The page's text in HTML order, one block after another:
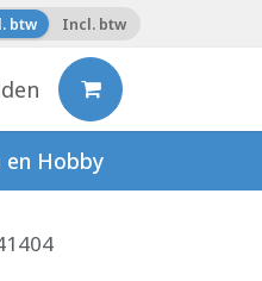
btw Incl. btw
en Hobby